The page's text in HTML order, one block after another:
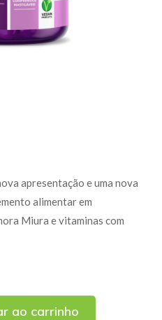
apresentação e uma nova
alimentar em
Miura e vitaminas com
ao carrinho